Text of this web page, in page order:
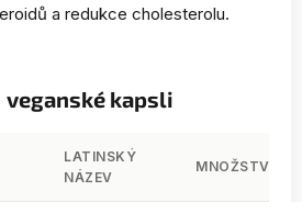
a redukce cholesterolu.
veganské kapsli
LATINSKÝ
NÁZEV
MNOŽSTVÍ